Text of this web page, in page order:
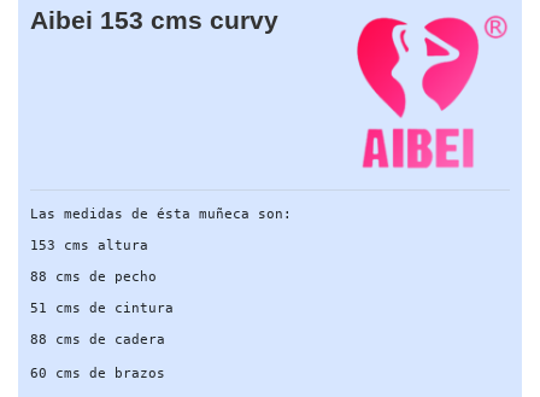
Aibei 153 cms curvy
Las medidas de ésta muñeca son:
153 cms altura
88 cms de pecho
51 cms de cintura
88 cms de cadera
60 cms de brazos